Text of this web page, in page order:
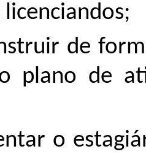
de
plano de
o